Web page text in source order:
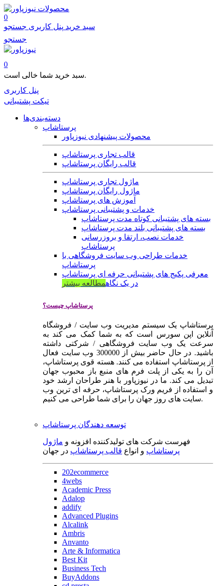
محصولات
0
سبد خرید پنل کاربری جستجو
جستجو
0
سبد خرید شما خالی است.
پنل کاربری
تیکت پشتیبانی
دسته‌بندی‌ها
پرستاشاپ
محصولات پیشنهادی نیوزپاور
قالب تجاری پرستاشاپ
قالب رایگان پرستاشاپ
ماژول تجاری پرستاشاپ
ماژول رایگان پرستاشاپ
آموزش های پرستاشاپ
خدمات و پشتیبانی پرستاشاپ
بسته های پشتیبانی کوتاه مدت پرستاشاپ
بسته های پشتیبانی بلند مدت پرستاشاپ
خدمات نصب، ارتقا و بروزرسانی
پرستاشاپ
خدمات طراحی وب سایت فروشگاهی با
پرستاشاپ
معرفی پکیج های پشتیبانی حرفه ای پرستاشاپ
در یک نگاهمطالعه بیشتر
پرستاشاپ چیست؟
پرستاشاپ یک سیستم مدیریت وب سایت / فروشگاه
آنلاین اپن سورس است که به شما کمک می کند به
سرعت یک وب سایت فروشگاهی / شرکتی داشته
باشید. در حال حاضر بیش از 300000 وب سایت فعال
از پرستاشاپ استفاده می کنند. هسته قوی پرستاشاپ،
آن را به یکی از پلت فرم های منبع باز محبوب جهان
تبدیل می کند. ما در نیوزپاور با هنر طراحان ارشد خود
و استفاده از فریم ورک پرستاشاپ، حرفه ای ترین وب
سایت های روز جهان را برای شما طراحی می کنیم.
توسعه دهندگان پرستاشاپ
فهرست شرکت های تولیدکننده افزونه و ماژول
پرستاشاپ و انواع قالب پرستاشاپ در جهان
202ecommerce
4webs
Academic Press
Adalop
addify
Advanced Plugins
Alcalink
Ambris
Anvanto
Arte & Informatica
Best Kit
Business Tech
BuyAddons